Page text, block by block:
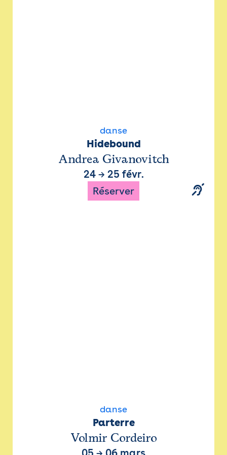
danse
Hidebound
Andrea Givanovitch
24→ 25 févr.
Réserver
danse
Parterre
Volmir Cordeiro